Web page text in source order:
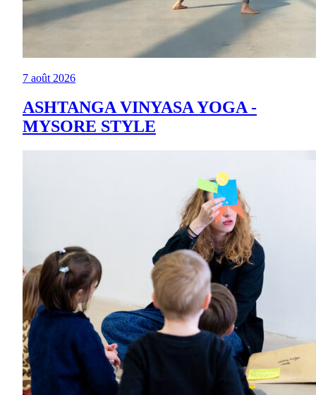
7 août 2026
ASHTANGA VINYASA YOGA -
MYSORE STYLE